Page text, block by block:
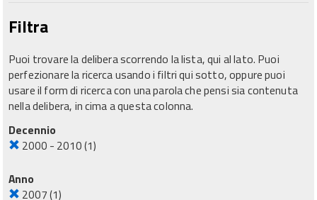
Filtra
Puoi trovare la delibera scorrendo la lista, qui al lato. Puoi
perfezionare la ricerca usando i filtri qui sotto, oppure puoi
usare il form di ricerca con una parola che pensi sia contenuta
nella delibera, in cima a questa colonna.
Decennio
2000 - 2010(1)
Anno
2007(1)